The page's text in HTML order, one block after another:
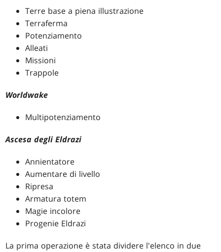
Terre base a piena illustrazione
Terraferma
Potenziamento
Alleati
Missioni
Trappole
Worldwake
Multipotenziamento
Ascesa degli Eldrazi
Annientatore
Aumentare di livello
Ripresa
Armatura totem
Magie incolore
Progenie Eldrazi
La prima operazione è stata dividere l'elenco in due